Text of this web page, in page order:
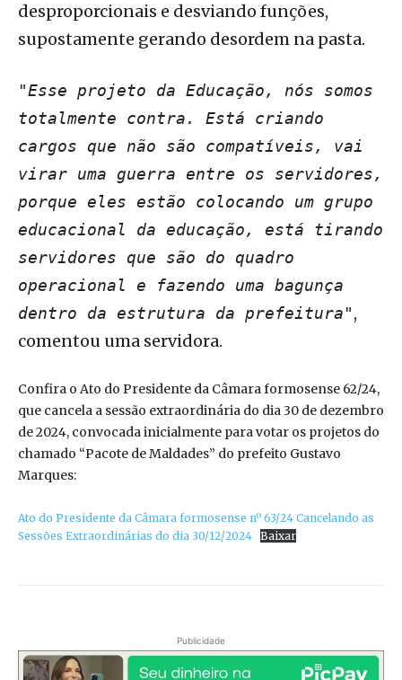
desproporcionais e desviando funções,
supostamente gerando desordem na pasta.
"Esse projeto da Educação, nós somos
totalmente contra. Está criando
cargos que não são compatíveis, vai
virar uma guerra entre os servidores,
porque eles estão colocando um grupo
educacional da educação, está tirando
servidores que são do quadro
operacional e fazendo uma bagunça
dentro da estrutura da prefeitura",
comentou uma servidora.
Confira o Ato do Presidente da Câmara formosense 62/24,
que cancela a sessão extraordinária do dia 30 de dezembro
de 2024, convocada inicialmente para votar os projetos do
chamado “Pacote de Maldades” do prefeito Gustavo
Marques:
Ato do Presidente da Câmara formosense nº 63/24 Cancelando as
Sessões Extraordinárias do dia 30/12/2024 Baixar
Publicidade